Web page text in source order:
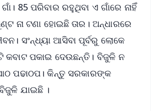
85 ପରିବାର ରହୁଥିବା ଏ ଗାଁରେ ନାହିଁ
ନା ଟଣା ହୋଇଛି ତାର। ଅନ୍ଧାରରେ
ସଂନ୍ଧ୍ୟା ଆସିବା ପୂର୍ବରୁ ଲୋକେ
କବାଟ ପକାଇ ଦେଉଛନ୍ତି। ବିଜୁଳି ନ
ପଢାଠପ। କିନ୍ତୁ ସରକାରଙ୍କ
ଯାଇଛି ।